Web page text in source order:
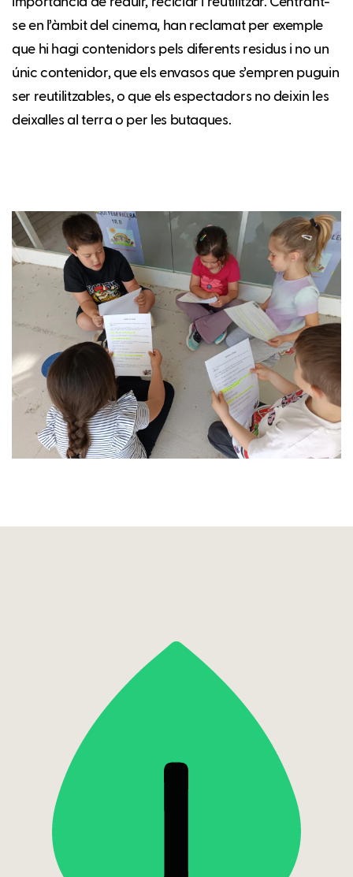
se en l’àmbit del cinema, han reclamat per exemple
que hi hagi contenidors pels diferents residus i no un
únic contenidor, que els envasos que s’empren puguin
ser reutilitzables, o que els espectadors no deixin les
deixalles al terra o per les butaques.